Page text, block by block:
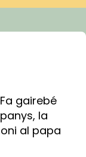
gairebé
la
al papa